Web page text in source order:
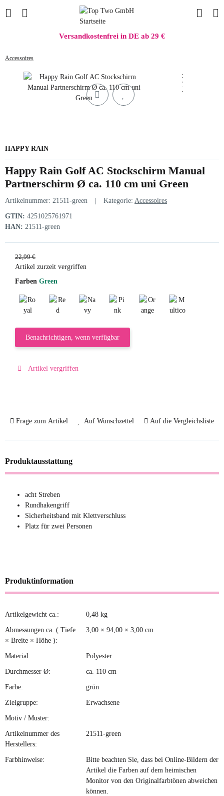
Versandkostenfrei in DE ab 29 €
Accessoires
HAPPY RAIN
Happy Rain Golf AC Stockschirm Manual
Partnerschirm Ø ca. 110 cm uni Green
Artikelnummer: 21511-green Kategorie: Accessoires
GTIN: 4251025761971
HAN: 21511-green
22,99 €
Artikel zurzeit vergriffen
Farben Green
Benachrichtigen, wenn verfügbar
Artikel vergriffen
Frage zum Artikel Auf Wunschzettel Auf die Vergleichsliste
Produktausstattung
acht Streben
Rundhakengriff
Sicherheitsband mit Klettverschluss
Platz für zwei Personen
Produktinformation
Produkteigenschaft
Wert
Artikelgewicht ca.: 0,48 kg
Abmessungen ca. ( Tiefe
× Breite × Höhe ):
3,00 × 94,00 × 3,00 cm
Material: Polyester
Durchmesser Ø: ca. 110 cm
Farbe: grün
Zielgruppe: Erwachsene
Motiv / Muster:
Artikelnummer des
Herstellers:
21511-green
Farbhinweise:
Bitte beachten Sie, dass bei Online-Bildern der
Artikel die Farben auf dem heimischen
Monitor von den Originalfarbtönen abweichen
können.